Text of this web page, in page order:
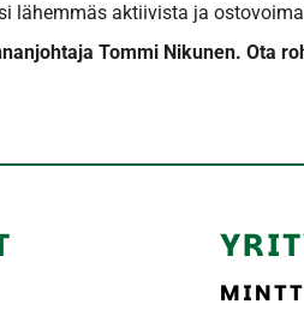
lähemmäs aktiivista ja
Tommi Nikunen. Ota